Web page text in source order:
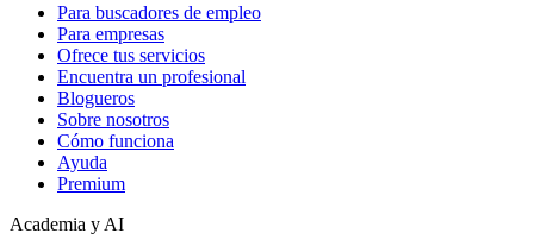
Para buscadores de empleo
Para empresas
Ofrece tus servicios
Encuentra un profesional
Blogueros
Sobre nosotros
Cómo funciona
Ayuda
Premium
Academia y AI